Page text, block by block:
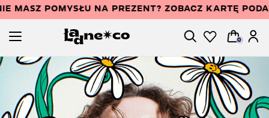
MASZ POMYSŁU NA PREZENT? ZOBACZ KARTĘ
0